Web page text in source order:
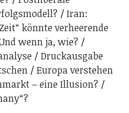
Iran:
könnte verheerende
wenn ja, wie?
Druckausgabe
Europa verstehen
– eine Illusion?